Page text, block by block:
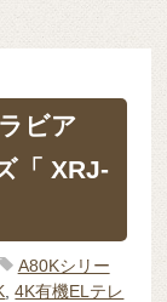
ビア
「 XRJ-
A80Kシリー
,4K有機ELテレ